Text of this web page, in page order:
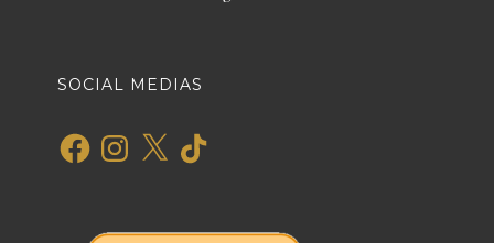
SOCIAL MEDIAS
FacebookInstagram
X TikTok